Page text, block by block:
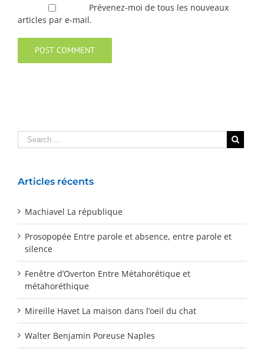
Prévenez-moi de tous les nouveaux
articles par e-mail.
Articles récents
Machiavel La république
Prosopopée Entre parole et absence, entre parole et
silence
Fenêtre d’Overton Entre Métahorétique et
métahoréthique
Mireille Havet La maison dans l’oeil du chat
Walter Benjamin Poreuse Naples